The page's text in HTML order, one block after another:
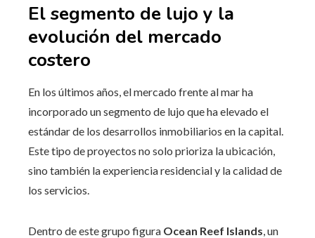
El segmento de lujo y la
evolución del mercado
costero
En los últimos años, el mercado frente al mar ha
incorporado un segmento de lujo que ha elevado el
estándar de los desarrollos inmobiliarios en la capital.
Este tipo de proyectos no solo prioriza la ubicación,
sino también la experiencia residencial y la calidad de
los servicios.
Dentro de este grupo figura Ocean Reef Islands, un